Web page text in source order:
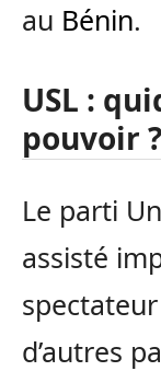
au Bénin.
USL :
pouvoir ?
Le parti
assisté
d’autres